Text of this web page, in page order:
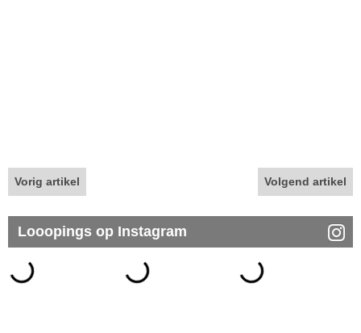
Vorig artikel Volgend artikel
Looopings op Instagram